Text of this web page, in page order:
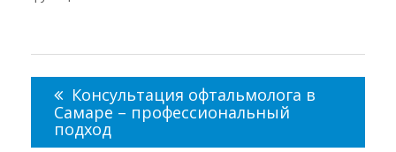
записям
Консультация офтальмолога в
Самаре – профессиональный
подход